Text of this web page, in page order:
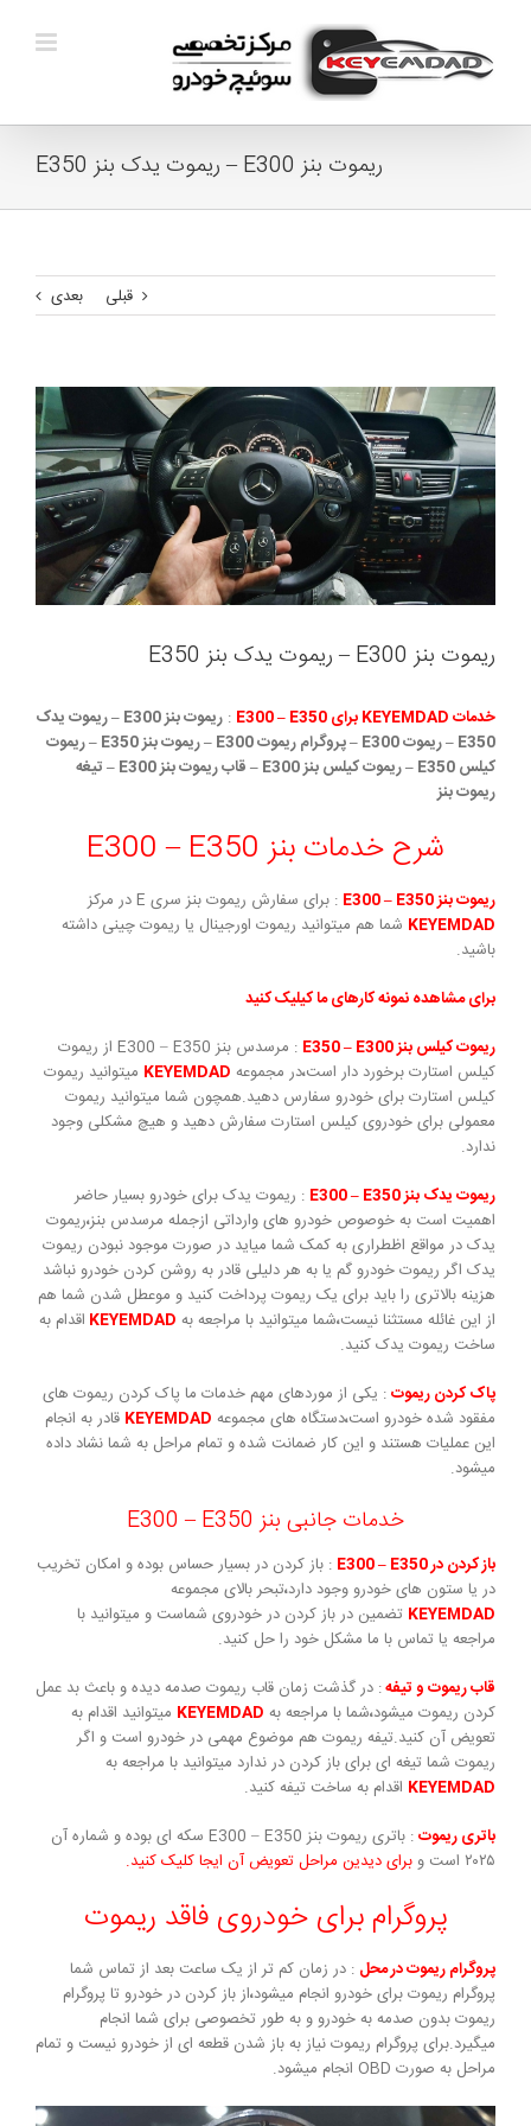
content
ریموت بنز E300 – ریموت یدک بنز E350
قبلی بعدی
View
Larger
Image
ریموت بنز E300 – ریموت یدک بنز E350
خدمات KEYEMDAD برای E300 – E350 :
ریموت بنز E300 – ریموت یدک
E350 – ریموت E300 – پروگرام ریموت E300 – ریموت بنز E350 – ریموت
کیلس E350 – ریموت کیلس بنز E300 – قاب ریموت بنز E300 – تیغه
ریموت بنز
شرح خدمات بنز E300 – E350
ریموت بنز E300 – E350
: برای سفارش ریموت بنز سری E در مرکز
KEYEMDAD شما هم میتوانید ریموت اورجینال یا ریموت چینی داشته
باشید.
برای مشاهده نمونه کارهای ما کیلیک کنید
ریموت کیلس بنز E350 – E300
: مرسدس بنز E300 – E350 از ریموت
کیلس استارت برخورد دار است،در مجموعه KEYEMDAD میتوانید ریموت
کیلس استارت برای خودرو سفارس دهید.همچون شما میتوانید ریموت
معمولی برای خودروی کیلس استارت سفارش دهید و هیچ مشکلی وجود
ندارد.
ریموت یدک بنز E300 – E350
: ریموت یدک برای خودرو بسیار حاضر
اهمیت است به خوصوص خودرو های وارداتی ازجمله مرسدس بنز،ریموت
یدک در مواقع اظطراری به کمک شما میاید در صورت موجود نبودن ریموت
یدک اگر ریموت خودرو گم یا به هر دلیلی قادر به روشن کردن خودرو نباشد
هزینه بالاتری را باید برای یک ریموت پرداخت کنید و موعطل شدن شما هم
از این غائله مستثنا نیست،شما میتوانید با مراجعه به KEYEMDAD اقدام به
ساخت ریموت یدک کنید.
پاک کردن ریموت: یکی از موردهای مهم خدمات ما پاک کردن ریموت های
مفقود شده خودرو است،دستگاه های مجموعه KEYEMDAD قادر به انجام
این عملیات هستند و این کار ضمانت شده و تمام مراحل به شما نشاد داده
میشود.
خدمات جانبی بنز E300 – E350
باز کردن در E300 – E350
: باز کردن در بسیار حساس بوده و امکان تخریب
در یا ستون های خودرو وجود دارد،تبحر بالای مجموعه
KEYEMDAD تضمین در باز کردن در خودروی شماست و میتوانید با
مراجعه یا تماس با ما مشکل خود را حل کنید.
قاب ریموت و تیفه: در گذشت زمان قاب ریموت صدمه دیده و باعث بد عمل
کردن ریموت میشود،شما با مراجعه به KEYEMDAD میتوانید اقدام به
تعویض آن کنید.تیفه ریموت هم موضوع مهمی در خودرو است و اگر
ریموت شما تیغه ای برای باز کردن در ندارد میتوانید با مراجعه به
KEYEMDAD اقدام به ساخت تیفه کنید.
باتری ریموت
: باتری ریموت بنز E300 – E350 سکه ای بوده و شماره آن
۲۰۲۵ است و
برای دیدین مراحل تعویض آن ایجا کلیک کنید.
پروگرام برای خودروی فاقد ریموت
پروگرام ریموت در محل : در زمان کم تر از یک ساعت بعد از تماس شما
پروگرام ریموت برای خودرو انجام میشود،از باز کردن در خودرو تا پروگرام
ریموت بدون صدمه به خودرو و به طور تخصوصی برای شما انجام
میگیرد.برای پروگرام ریموت نیاز به باز شدن قطعه ای از خودرو نیست و تمام
مراحل به صورت OBD انجام میشود.